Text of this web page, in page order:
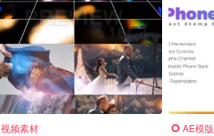
视频素材 AE模版